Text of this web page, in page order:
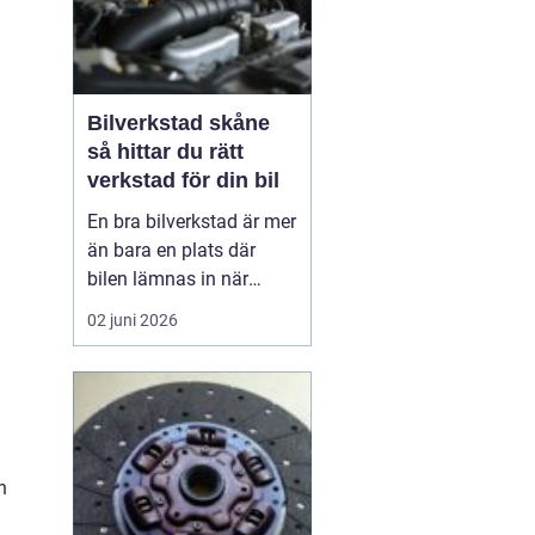
Bilverkstad skåne
så hittar du rätt
verkstad för din bil
En bra bilverkstad är mer
än bara en plats där
bilen lämnas in när
något går sönder. För
många bilägare i Skåne
verkstad om trygghet,
vardagslogistik och i
längden också om
ekonomi. En bil som
servas regelbundet håller
02 juni 2026